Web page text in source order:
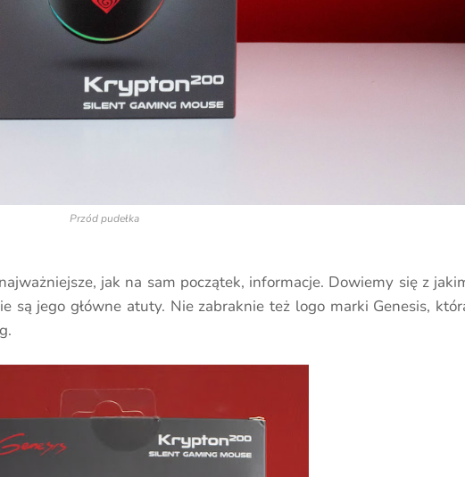
Przód pudełka
jak na sam początek, informacje. Dowiemy się z
są jego główne atuty. Nie zabraknie też logo marki Genesis,